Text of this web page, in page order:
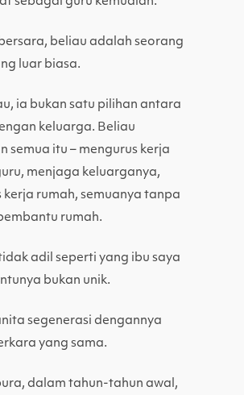
beliau adalah seorang
luar biasa.
ia bukan satu pilihan antara
keluarga. Beliau
semua itu – mengurus kerja
menjaga keluarganya,
kerja rumah, semuanya tanpa
rumah.
adil seperti yang ibu saya
bukan unik.
segenerasi dengannya
yang sama.
dalam tahun-tahun awal,